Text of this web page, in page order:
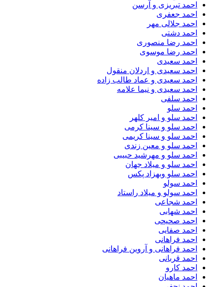
احمد تبریزی و آرسن
احمد جعفری
احمد جلالی مهر
احمد دشتی
احمد رضا منصوری
احمد رضا موسوی
احمد سعیدی
احمد سعیدی و اردلان منقول
احمد سعیدی و عماد طالب زاده
احمد سعیدی و نیما علامه
احمد سلفی
احمد سلو
احمد سلو و امیر کلهر
احمد سلو و سینا کرمی
احمد سلو و سینا کریمی
احمد سلو و معین زندی
احمد سلو و مهرشید حبیبی
احمد سلو و میلاد جهان
احمد سلو وبهزاد پکس
احمد سولو
احمد سولو و میلاد راستاد
احمد شجاعی
احمد شهابی
احمد صحیحی
احمد صفایی
احمد فراهانی
احمد فراهانی و آروین فراهانی
احمد قربانی
احمد کارو
احمد ماهیان